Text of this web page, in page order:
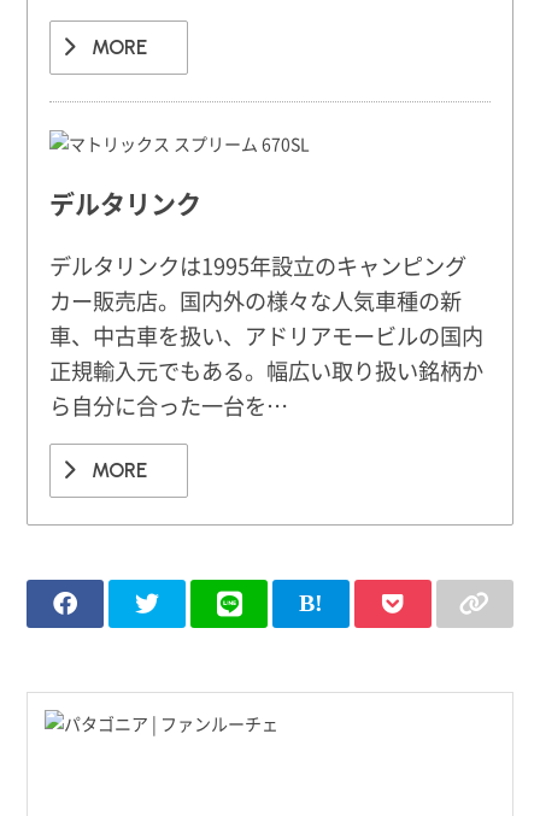
MORE
デルタリンク
デルタリンクは1995年設立のキャンピング
カー販売店。国内外の様々な人気車種の新
車、中古車を扱い、アドリアモービルの国内
正規輸入元でもある。幅広い取り扱い銘柄か
ら自分に合った一台を…
MORE